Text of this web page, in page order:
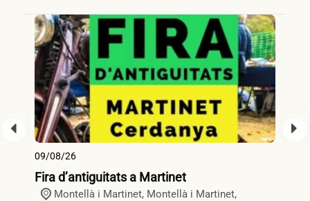
09/08/26
Fira d’antiguitats a Martinet
Montellà i Martinet, Montellà i Martinet,